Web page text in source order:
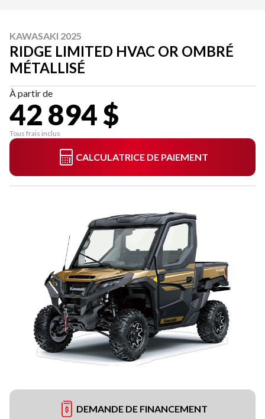
KAWASAKI 2025
RIDGE LIMITED HVAC OR OMBRÉ
MÉTALLISÉ
À partir de
42 894 $
Tous frais inclus
CALCULATRICE DE PAIEMENT
DEMANDE DE FINANCEMENT